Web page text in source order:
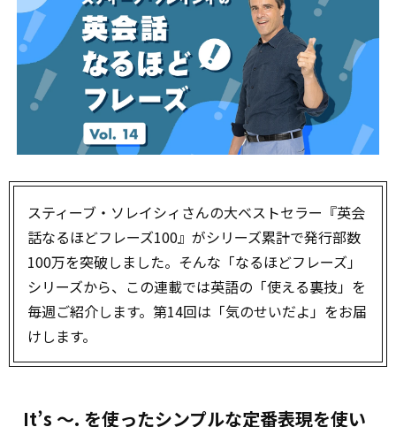
スティーブ・ソレイシィさんの大ベストセラー『英会
話なるほどフレーズ100』がシリーズ累計で発行部数
100万を突破しました。そんな「なるほどフレーズ」
シリーズから、この連載では英語の「使える裏技」を
毎週ご紹介します。第14回は「気のせいだよ」をお届
けします。
It’s ～. を使ったシンプルな定番表現を使い